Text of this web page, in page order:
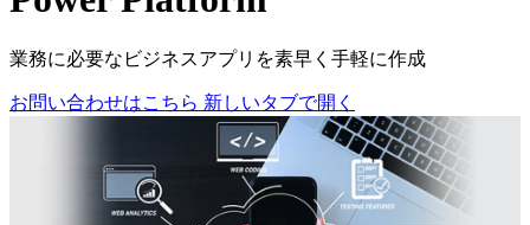
業務に必要なビジネスアプリを素早く手軽に作成
お問い合わせはこちら 新しいタブで開く